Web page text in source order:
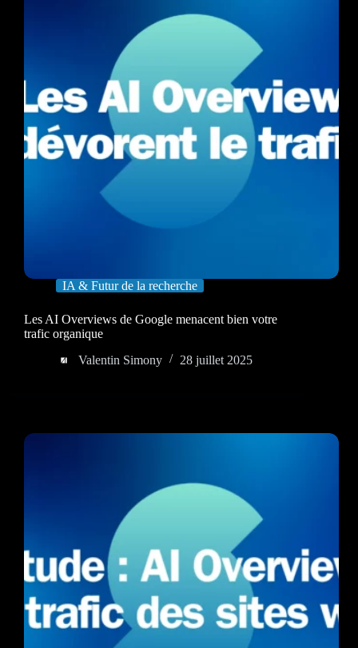
IA & Futur de la recherche
Les AI Overviews de Google menacent bien votre
trafic organique
Valentin Simony
28 juillet 2025